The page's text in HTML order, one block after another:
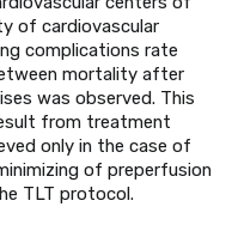
of cardiovascular
complications rate
mortality after
was observed. This
from treatment
only in the case of
of preperfusion
TLT protocol.